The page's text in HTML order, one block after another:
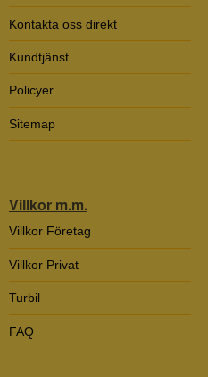
Kontakta oss direkt
Kundtjänst
Policyer
Sitemap
Villkor m.m.
Villkor Företag
Villkor Privat
Turbil
FAQ